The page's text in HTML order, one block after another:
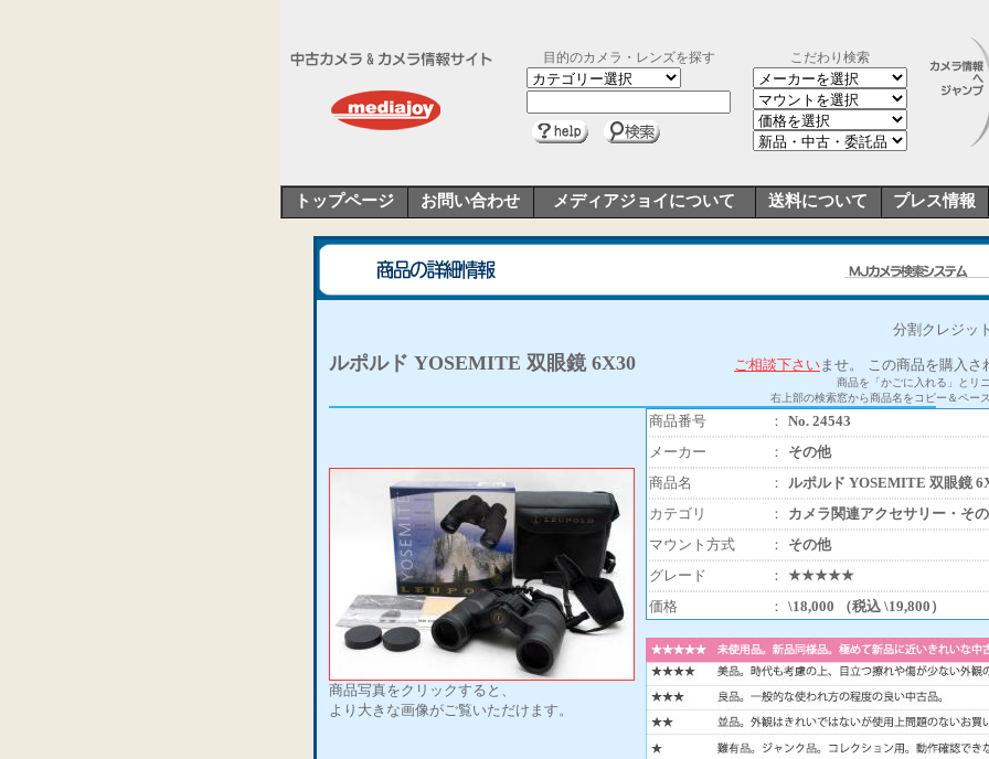
目的のカメラ・レンズを探す こだわり検索
トップページ お問い合わせ メディアジョイについて 送料について プレス情報
ルポルド YOSEMITE 双眼鏡 6X30
分割クレジッ
ご相談下さいませ。 この商品を購入さ
商品を「かごに入れる」とリ
右上部の検索窓から商品名をコピー＆ペー
商品写真をクリックすると、
より大きな画像がご覧いただけます。
商品番号 ： No. 24543
メーカー
：
その他
商品名
： ルポルド YOSEMITE 双眼鏡
カテゴリ
：
カメラ関連アクセサリー・そ
マウント方式
：
その他
グレード
： ★★★★★
価格
： \18,000 （税込 \19,800）